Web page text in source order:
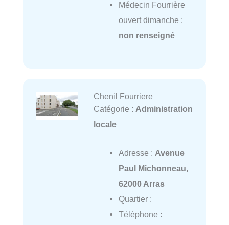
Médecin Fourrière
ouvert dimanche :
non renseigné
Chenil Fourriere
Catégorie : Administration
locale
Adresse : Avenue
Paul Michonneau,
62000 Arras
Quartier :
Téléphone :